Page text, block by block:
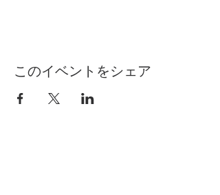
このイベントをシェア